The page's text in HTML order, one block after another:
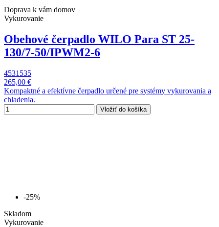
Doprava k vám domov
Vykurovanie
Obehové čerpadlo WILO Para ST 25-
130/7-50/IPWM2-6
4531535
265,00 €
Kompaktné a efektívne čerpadlo určené pre systémy vykurovania a
chladenia.
Vložiť do košíka
-25%
Skladom
Vykurovanie